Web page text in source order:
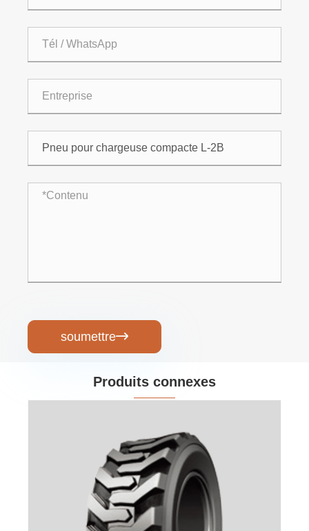
soumettre
Produits connexes